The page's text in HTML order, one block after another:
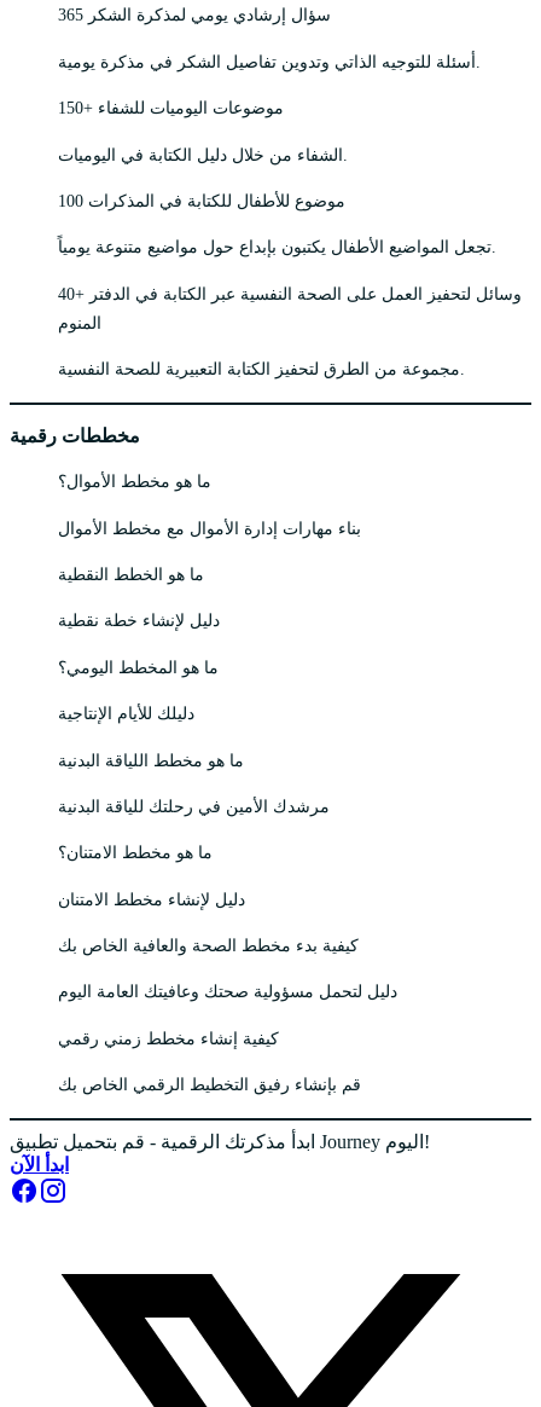
365 سؤال إرشادي يومي لمذكرة الشكر
150+ موضوعات اليوميات للشفاء
100 موضوع للأطفال للكتابة في المذكرات
تجعل المواضيع الأطفال يكتبون بإبداع حول مواضيع متنوعة يومياً.
40+ وسائل لتحفيز العمل على الصحة النفسية عبر الكتابة في الدفتر
المنوم
مخططات رقمية
ما هو مخطط الأموال؟
بناء مهارات إدارة الأموال مع مخطط الأموال
ما هو الخطط النقطية
دليل لإنشاء خطة نقطية
ما هو المخطط اليومي؟
دليلك للأيام الإنتاجية
ما هو مخطط اللياقة البدنية
مرشدك الأمين في رحلتك للياقة البدنية
ما هو مخطط الامتنان؟
دليل لإنشاء مخطط الامتنان
كيفية بدء مخطط الصحة والعافية الخاص بك
دليل لتحمل مسؤولية صحتك وعافيتك العامة اليوم
كيفية إنشاء مخطط زمني رقمي
قم بإنشاء رفيق التخطيط الرقمي الخاص بك
ابدأ مذكرتك الرقمية - قم بتحميل تطبيق Journey اليوم!
ابدأ الآن